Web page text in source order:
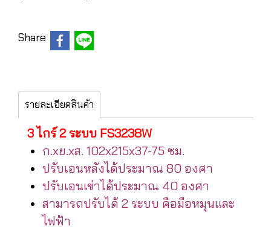
Share
รายละเอียดสินค้า
3 ไกร์ 2 ระบบ FS3238W
ก.xย.xส. 102x215x37-75 ซม.
ปรับเอนหลังได้ประมาณ 80 องศา
ปรับเอนเข่าได้ประมาณ 40 องศา
สามารถปรับได้ 2 ระบบ คือมือหมุนและ
ไฟฟ้า